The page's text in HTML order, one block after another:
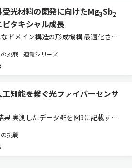
光材料の開発に向けたMg3Sb2
タキシャル成長
ドメイン構造の形成機構 最適化され
よび高分解能の透過型電子顕微鏡
用いて詳細な構造評価を行った（図
挑戦 連載シリーズ
知能を繋ぐ光ファイバーセンサ
実測したデータ群を図3に記載す
横軸は距離，画像の色は瞬時位相を示
図3（b）は，RAWデータをPIXART-Σ
挑戦